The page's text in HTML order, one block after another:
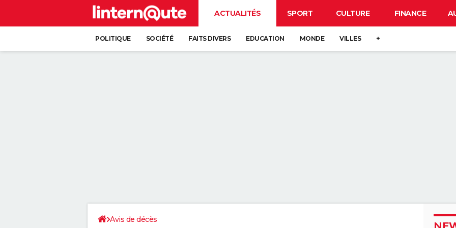
ACTUALITÉS SPORT CULTURE FINANCE
POLITIQUE SOCIÉTÉ FAITS DIVERS EDUCATION MONDE VILLES +
Avis de décès